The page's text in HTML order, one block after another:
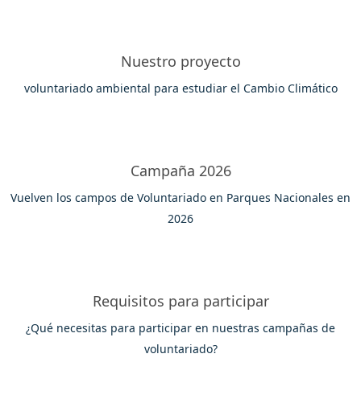
Nuestro proyecto
voluntariado ambiental para estudiar el Cambio Climático
Campaña 2026
Vuelven los campos de Voluntariado en Parques Nacionales en
2026
Requisitos para participar
¿Qué necesitas para participar en nuestras campañas de
voluntariado?